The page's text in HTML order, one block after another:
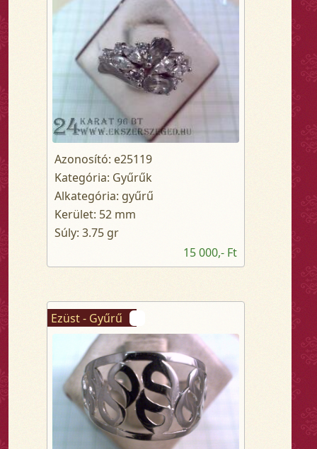
Azonosító: e25119
Kategória: Gyűrűk
Alkategória: gyűrű
Kerület: 52 mm
Súly: 3.75 gr
15 000,- Ft
Ezüst - Gyűrű